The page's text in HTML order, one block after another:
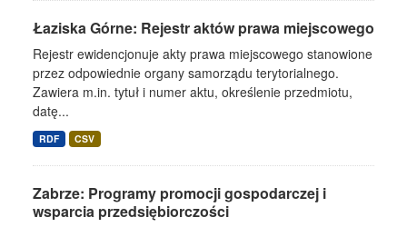
Łaziska Górne: Rejestr aktów prawa miejscowego
Rejestr ewidencjonuje akty prawa miejscowego stanowione
przez odpowiednie organy samorządu terytorialnego.
Zawiera m.in. tytuł i numer aktu, określenie przedmiotu,
datę...
RDF CSV
Zabrze: Programy promocji gospodarczej i
wsparcia przedsiębiorczości